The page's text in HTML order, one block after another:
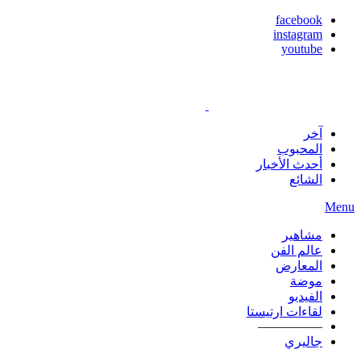
facebook
instagram
youtube
آخر
المحبوب
أحدث الأخبار
الشائع
Menu
مشاهير
عالم الفن
المعارض
موضة
الفيديو
لقاءات ارتيستا
—————
جاليري